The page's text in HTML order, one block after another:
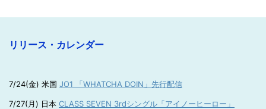
リリース・カレンダー
7/24(金) 米国 JO1 「WHATCHA DOIN」先行配信
7/27(月) 日本 CLASS SEVEN 3rdシングル「アイノーヒーロー」